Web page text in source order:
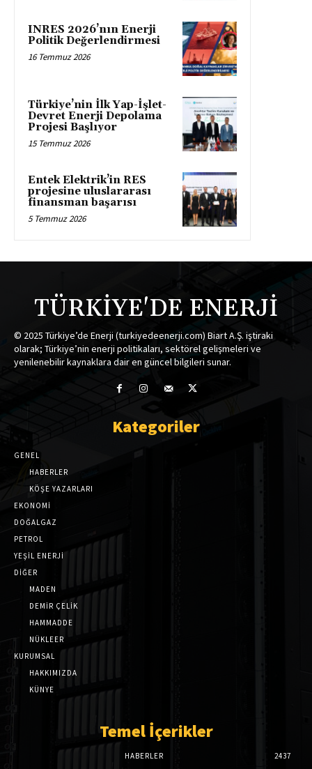
INRES 2026’nın Enerji
Politik Değerlendirmesi
16 Temmuz 2026
Türkiye’nin İlk Yap-İşlet-
Devret Enerji Depolama
Projesi Başlıyor
15 Temmuz 2026
Entek Elektrik’in RES
projesine uluslararası
finansman başarısı
5 Temmuz 2026
TÜRKİYE'DE ENERJİ
© 2025 Türkiye’de Enerji (turkiyedeenerji.com) Biart A.Ş. iştiraki
olarak; Türkiye’nin enerji politikaları, sektörel gelişmeleri ve
yenilenebilir kaynaklara dair en güncel bilgileri sunar.
Kategoriler
GENEL
HABERLER
KÖŞE YAZARLARI
EKONOMİ
DOĞALGAZ
PETROL
YEŞİL ENERJİ
DİĞER
MADEN
DEMİR ÇELİK
HAMMADDE
NÜKLEER
KURUMSAL
HAKKIMIZDA
KÜNYE
Temel İçerikler
HABERLER
2437